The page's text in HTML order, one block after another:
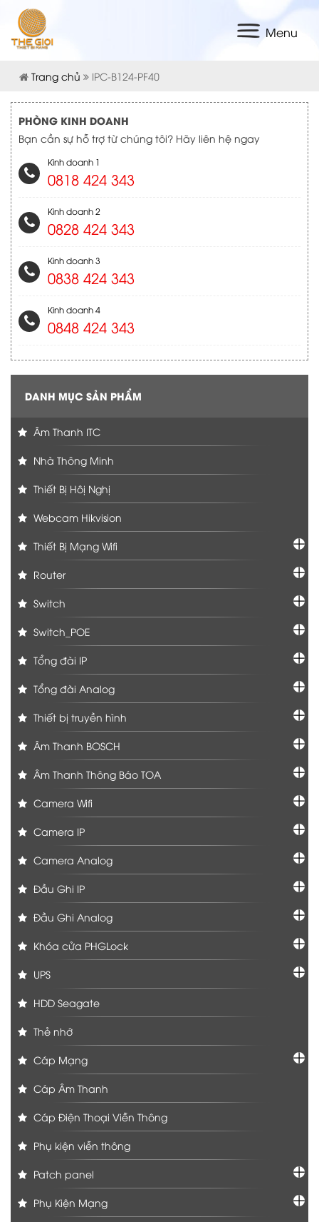
Menu
Trang chủ IPC-B124-PF40
PHÒNG KINH DOANH
Bạn cần sự hỗ trợ từ chúng tôi? Hãy liên hệ ngay
Kinh doanh 1
0818 424 343
Kinh doanh 2
0828 424 343
Kinh doanh 3
0838 424 343
Kinh doanh 4
0848 424 343
DANH MỤC SẢN PHẨM
Âm Thanh ITC
Nhà Thông Minh
Thiết Bị Hôị Nghị
Webcam Hikvision
Thiết Bị Mạng Wifi
Router
Switch
Switch_POE
Tổng đài IP
Tổng đài Analog
Thiết bị truyền hình
Âm Thanh BOSCH
Âm Thanh Thông Báo TOA
Camera Wifi
Camera IP
Camera Analog
Đầu Ghi IP
Đầu Ghi Analog
Khóa cửa PHGLock
UPS
HDD Seagate
Thẻ nhớ
Cáp Mạng
Cáp Âm Thanh
Cáp Điện Thoại Viễn Thông
Phụ kiện viễn thông
Patch panel
Phụ Kiện Mạng